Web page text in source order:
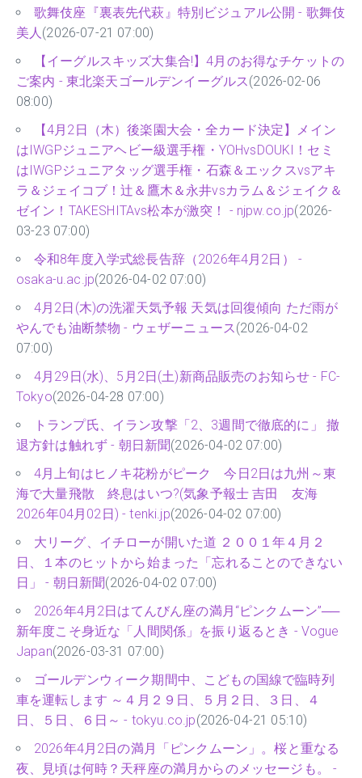
歌舞伎座『裏表先代萩』特別ビジュアル公開 - 歌舞伎
美人 (2026-07-21 07:00)
【イーグルスキッズ大集合!】4月のお得なチケットの
ご案内 - 東北楽天ゴールデンイーグルス(2026-02-06
08:00)
【4月2日（木）後楽園大会・全カード決定】メイン
はIWGPジュニアヘビー級選手権・YOHvsDOUKI！セミ
はIWGPジュニアタッグ選手権・石森＆エックスvsアキ
ラ＆ジェイコブ！辻＆鷹木＆永井vsカラム＆ジェイク＆
ゼイン！TAKESHITAvs松本が激突！ - njpw.co.jp(2026-
03-23 07:00)
令和8年度入学式総長告辞（2026年4月2日） -
osaka-u.ac.jp(2026-04-02 07:00)
4月2日(木)の洗濯天気予報 天気は回復傾向 ただ雨が
やんでも油断禁物 - ウェザーニュース(2026-04-02
07:00)
4月29日(水)、5月2日(土)新商品販売のお知らせ - FC-
Tokyo(2026-04-28 07:00)
トランプ氏、イラン攻撃「2、3週間で徹底的に」 撤
退方針は触れず - 朝日新聞(2026-04-02 07:00)
4月上旬はヒノキ花粉がピーク 今日2日は九州～東
海で大量飛散 終息はいつ?(気象予報士 吉田 友海
2026年04月02日) - tenki.jp(2026-04-02 07:00)
大リーグ、イチローが開いた道 ２００１年４月２
日、１本のヒットから始まった「忘れることのできない
日」 - 朝日新聞(2026-04-02 07:00)
2026年4月2日はてんびん座の満月“ピンクムーン”──
新年度こそ身近な「人間関係」を振り返るとき - Vogue
Japan(2026-03-31 07:00)
ゴールデンウィーク期間中、こどもの国線で臨時列
車を運転します ～４月２９日、５月２日、３日、４
日、５日、６日～ - tokyu.co.jp(2026-04-21 05:10)
2026年4月2日の満月「ピンクムーン」。桜と重なる
夜、見頃は何時？天秤座の満月からのメッセージも。 -